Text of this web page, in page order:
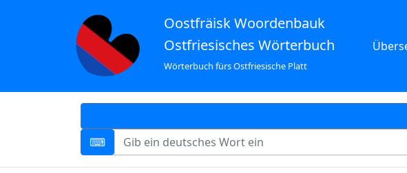
Oostfräisk Woordenbauk
Ostfriesisches Wörterbuch
Wörterbuch fürs Ostfriesische Platt